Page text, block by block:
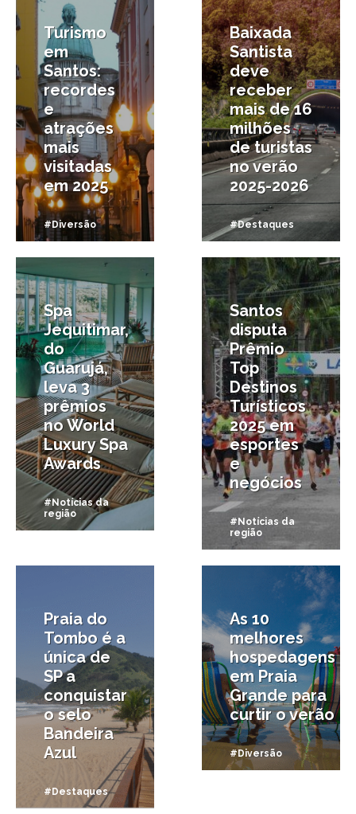
Turismo
em
Santos:
recordes
e
atrações
mais
visitadas
em 2025
#Diversão
Baixada
Santista
deve
receber
mais de 16
milhões
de turistas
no verão
2025-2026
#Destaques
17/11/2025
Spa
Jequitimar,
do
Guarujá,
leva 3
prêmios
no World
Luxury Spa
Awards
#Notícias da
região
17/10/2025
Santos
disputa
Prêmio
Top
Destinos
Turísticos
2025 em
esportes
e
negócios
#Notícias da
região
Praia do
Tombo é a
única de
SP a
conquistar
o selo
Bandeira
Azul
#Destaques
26/09/2025
As 10
melhores
hospedagens
em Praia
Grande para
curtir o verão
#Diversão
23/09/2025